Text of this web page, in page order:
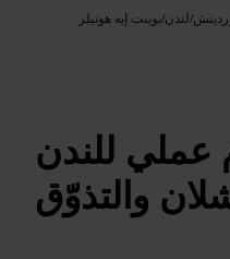
بوينت إيه هوتيلز/لندن/
عملي للندن
والتذوّق